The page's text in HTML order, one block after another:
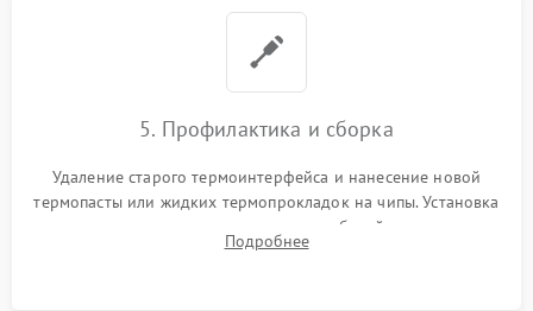
5. Профилактика и сборка
Удаление старого термоинтерфейса и нанесение новой
термопасты или жидких термопрокладок на чипы. Установка
платы в корпус, аккуратная укладка кабелей и антенн для
предотвращения пережатия. Надежное закрытие корпуса.
Подробнее